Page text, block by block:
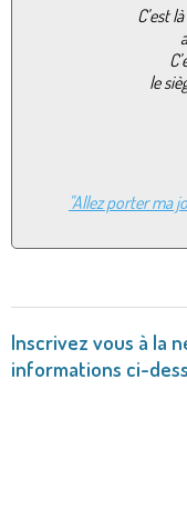
C’est
le
"Allez porter ma
Inscrivez vous à la
informations ci-